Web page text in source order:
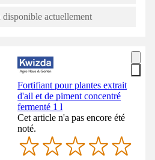
actuellement
Fortifiant pour plantes extrait
d'ail et de piment concentré
fermenté 1 l
Cet article n'a pas encore été
noté.